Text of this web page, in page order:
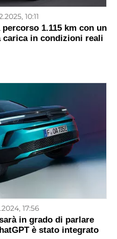
10:11
1.115 km con un
carica in condizioni reali
17:56
in grado di parlare
è stato integrato